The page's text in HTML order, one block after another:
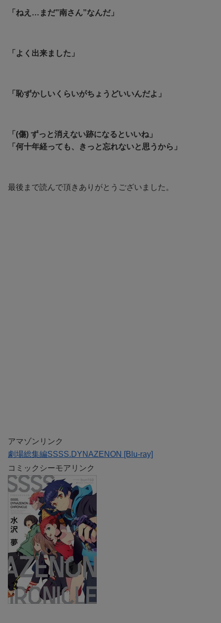
「ねえ…まだ”南さん”なんだ」
「よく出来ました」
「恥ずかしいくらいがちょうどいいんだよ」
「(傷) ずっと消えない跡になるといいね」
「何十年経っても、きっと忘れないと思うから」
最後まで読んで頂きありがとうございました。
アマゾンリンク
劇場総集編SSSS.DYNAZENON [Blu-ray]
コミックシーモアリンク